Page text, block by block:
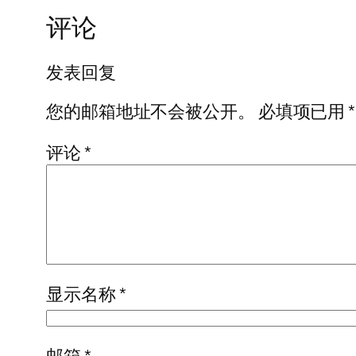
评论
发表回复
您的邮箱地址不会被公开。
必填项已用*
评论*
显示名称*